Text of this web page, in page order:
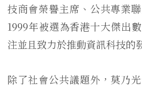
技商會榮譽主席、公共專業
1999年被選為香港十大傑出
注並且致力於推動資訊科技的
除了社會公共議題外，莫乃